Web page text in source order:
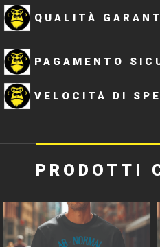
QUALITÀ
PAGAMENTO
VELOCITÀ DI
PRODOTTI